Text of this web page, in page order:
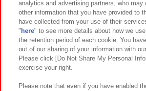
関連会社 サステナビリティ サ
プライバシーポリシー ウェブアクセシビリ
お取引先さまとともに
カスタマーハラスメント対応方針 よくあるご
analytics and advertising partners, who may
other information that you have provided to
have collected from your use of their
" here" to see more details about how we
the retention period of each cookie. You
out of our sharing of your information with
Please click [Do Not Share My Personal
exercise your right.
Please note that even if you have enabled